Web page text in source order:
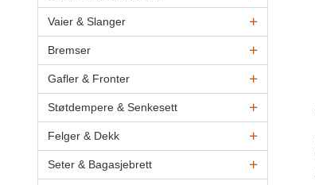
Vaier & Slanger
Bremser
Gafler & Fronter
Støtdempere & Senkesett
Felger & Dekk
Seter & Bagasjebrett